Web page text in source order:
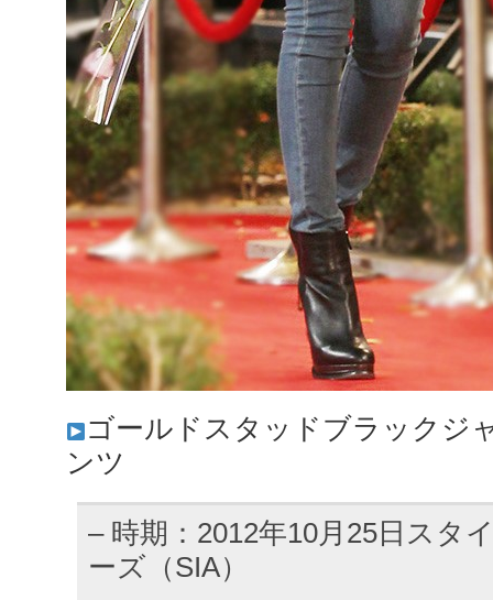
ゴールドスタッドブラックジ
ンツ
– 時期：2012年10月25日スタ
ーズ（SIA）